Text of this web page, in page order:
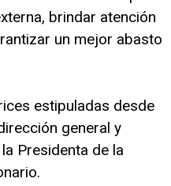
brindar atención
un mejor abasto
estipuladas desde
general y
Presidenta de la